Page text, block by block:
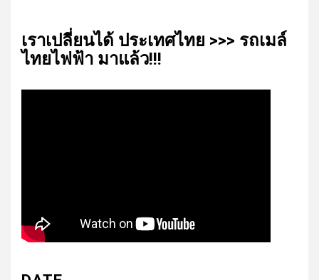
เรา​เปลี่ยน​ได้​ ประเทศ​ไทย​ >>> รถเมล์​
ไทย​ไฟฟ้า​ มาแล้ว!!!